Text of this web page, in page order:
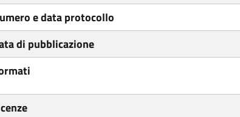
e data protocollo
di pubblicazione